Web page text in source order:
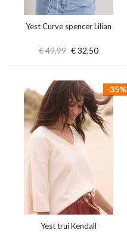
Yest Curve spencer Lilian
€ 49,99 € 32,50
Yest trui Kendall
-35%